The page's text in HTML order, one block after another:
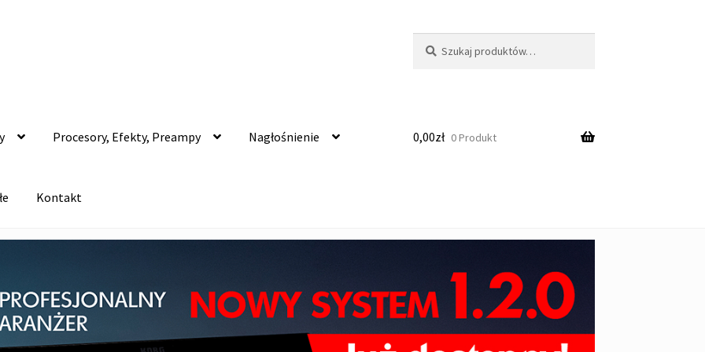
Procesory, Efekty, Preampy Nagłośnienie
Kontakt
0,00zł 0 Produkt